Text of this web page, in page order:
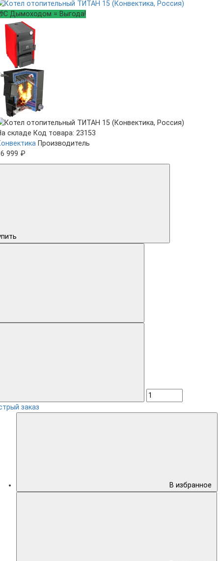
Дымоходом = Выгода!
складе Код товара: 23153
Производитель
999 ₽
заказ
В избранное